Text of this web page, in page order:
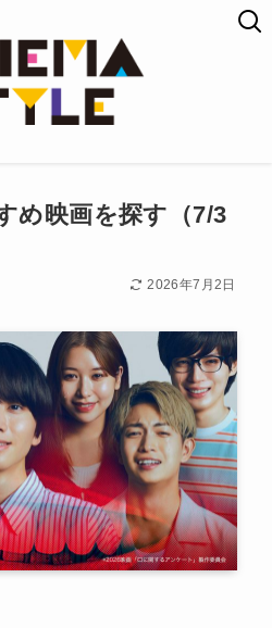
め映画を探す（7/3
2026年7月2日